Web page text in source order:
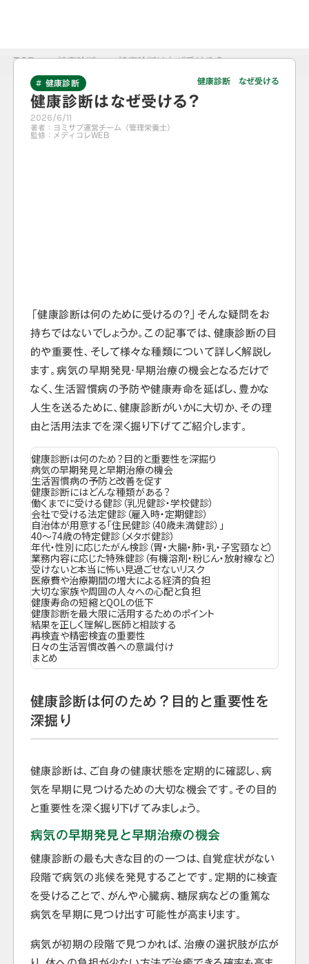
TOP > 健康診断 > 健康診断はなぜ受ける？
# 健康診断 健康診断 なぜ受ける
健康診断はなぜ受ける？
2026/6/11
著者： ヨミサプ運営チーム（管理栄養士）
監修： メディコレWEB
「健康診断は何のために受けるの？」そんな疑問をお
持ちではないでしょうか。この記事では、健康診断の目
的や重要性、そして様々な種類について詳しく解説し
ます。病気の早期発見・早期治療の機会となるだけで
なく、生活習慣病の予防や健康寿命を延ばし、豊かな
人生を送るために、健康診断がいかに大切か、その理
由と活用法までを深く掘り下げてご紹介します。
健康診断は何のため？目的と重要性を深掘り
病気の早期発見と早期治療の機会
生活習慣病の予防と改善を促す
健康診断にはどんな種類がある？
働くまでに受ける健診（乳児健診・学校健診）
会社で受ける法定健診（雇入時・定期健診）
自治体が用意する「住民健診（40歳未満健診）」
40～74歳の特定健診（メタボ健診）
年代・性別に応じたがん検診（胃・大腸・肺・乳・子宮頸など）
業務内容に応じた特殊健診（有機溶剤・粉じん・放射線など）
受けないと本当に怖い見過ごせないリスク
医療費や治療期間の増大による経済的負担
大切な家族や周囲の人々への心配と負担
健康寿命の短縮とQOLの低下
健康診断を最大限に活用するためのポイント
結果を正しく理解し医師と相談する
再検査や精密検査の重要性
日々の生活習慣改善への意識付け
まとめ
健康診断は何のため？目的と重要性を
深掘り
健康診断は、ご自身の健康状態を定期的に確認し、病
気を早期に見つけるための大切な機会です。その目的
と重要性を深く掘り下げてみましょう。
病気の早期発見と早期治療の機会
健康診断の最も大きな目的の一つは、自覚症状がない
段階で病気の兆候を発見することです。定期的に検査
を受けることで、がんや心臓病、糖尿病などの重篤な
病気を早期に見つけ出す可能性が高まります。
病気が初期の段階で見つかれば、治療の選択肢が広が